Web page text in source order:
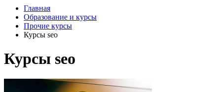
Главная
Образование и курсы
Прочие курсы
Курсы seo
Курсы seo